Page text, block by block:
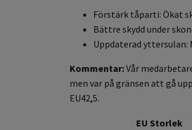
Förstärk tåparti: Ökat
Bättre skydd under
Uppdaterad yttersulan:
Kommentar:Vår
men var på gränsen att gå
EU42,5.
EU Storlek